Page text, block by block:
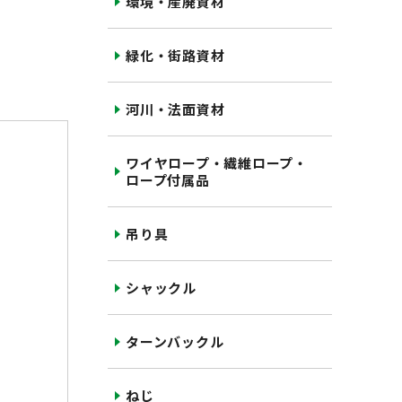
緑化・街路資材
河川・法面資材
ワイヤロープ・繊維ロープ・
ロープ付属品
吊り具
シャックル
ターンバックル
ねじ